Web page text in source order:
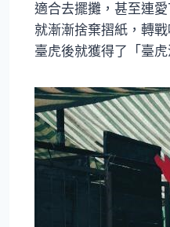
適合去擺攤，甚至連
就漸漸捨棄摺紙，轉
臺虎後就獲得了「臺